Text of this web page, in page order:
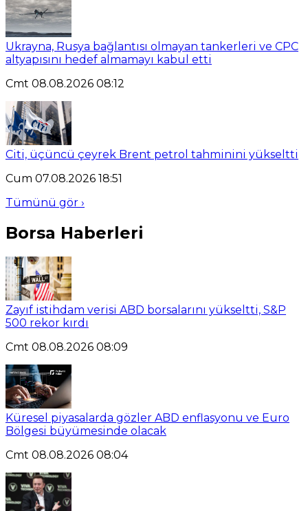
Ukrayna, Rusya bağlantısı olmayan tankerleri ve CPC
altyapısını hedef almamayı kabul etti
Cmt 08.08.2026 08:12
Citi, üçüncü çeyrek Brent petrol tahminini yükseltti
Cum 07.08.2026 18:51
Tümünü gör ›
Borsa Haberleri
Zayıf istihdam verisi ABD borsalarını yükseltti, S&P
500 rekor kırdı
Cmt 08.08.2026 08:09
Küresel piyasalarda gözler ABD enflasyonu ve Euro
Bölgesi büyümesinde olacak
Cmt 08.08.2026 08:04